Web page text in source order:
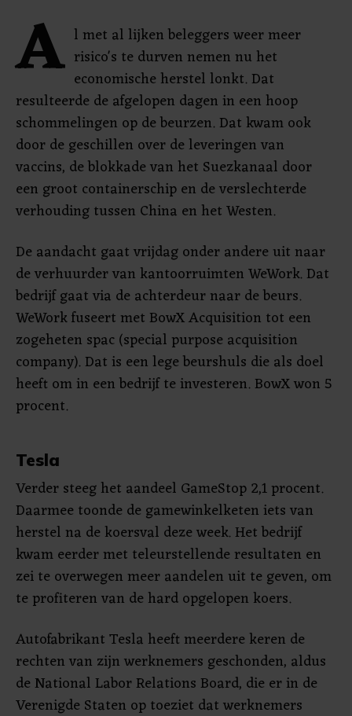
A l met al lijken beleggers weer meer
risico's te durven nemen nu het
economische herstel lonkt. Dat
resulteerde de afgelopen dagen in een hoop
schommelingen op de beurzen. Dat kwam ook
door de geschillen over de leveringen van
vaccins, de blokkade van het Suezkanaal door
een groot containerschip en de verslechterde
verhouding tussen China en het Westen.
De aandacht gaat vrijdag onder andere uit naar
de verhuurder van kantoorruimten WeWork. Dat
bedrijf gaat via de achterdeur naar de beurs.
WeWork fuseert met BowX Acquisition tot een
zogeheten spac (special purpose acquisition
company). Dat is een lege beurshuls die als doel
heeft om in een bedrijf te investeren. BowX won 5
procent.
Tesla
Verder steeg het aandeel GameStop 2,1 procent.
Daarmee toonde de gamewinkelketen iets van
herstel na de koersval deze week. Het bedrijf
kwam eerder met teleurstellende resultaten en
zei te overwegen meer aandelen uit te geven, om
te profiteren van de hard opgelopen koers.
Autofabrikant Tesla heeft meerdere keren de
rechten van zijn werknemers geschonden, aldus
de National Labor Relations Board, die er in de
Verenigde Staten op toeziet dat werknemers